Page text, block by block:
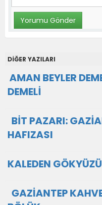
DİĞER YAZILARI
AMAN BEYLER
DEMELİ
BİT PAZARI:
HAFIZASI
KALEDEN
GAZİANTEP